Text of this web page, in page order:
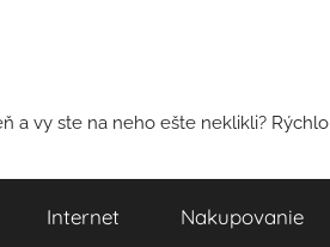
a vy ste na neho ešte neklikli?
Internet Nakupovanie